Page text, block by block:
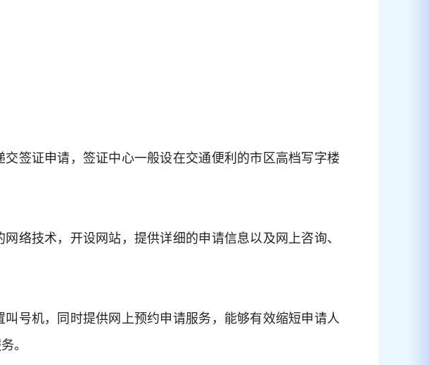
签证申请，签证中心一般设在交通便利的市区高档写字楼
络技术，开设网站，提供详细的申请信息以及网上咨询、
号机，同时提供网上预约申请服务，能够有效缩短申请人
。